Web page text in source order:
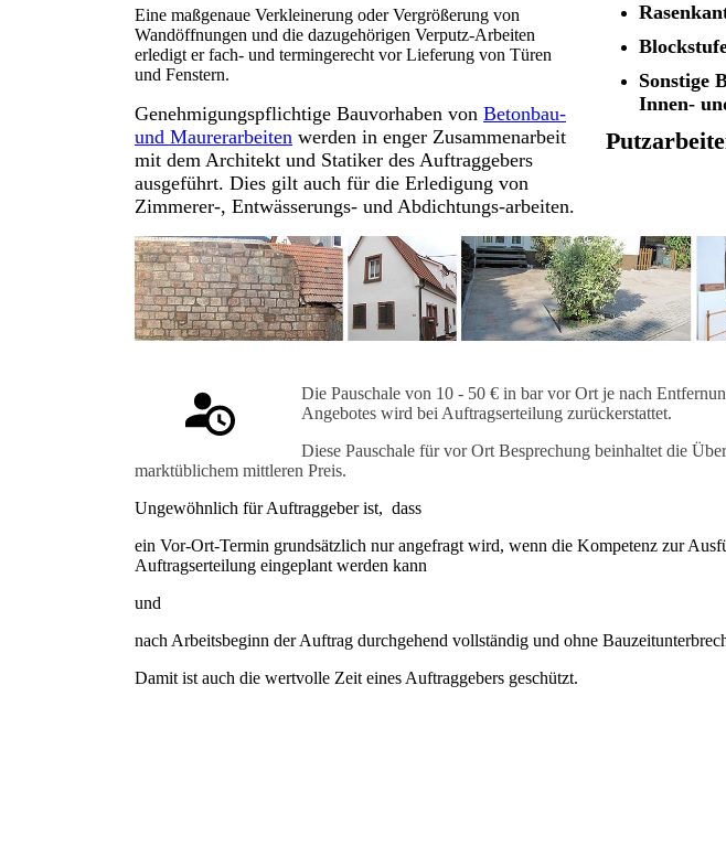
Eine maßgenaue Verkleinerung oder Vergrößerung von
Wandöffnungen und die dazugehörigen Verputz-Arbeiten
erledigt er fach- und termingerecht vor Lieferung von Türen
und Fenstern.
Genehmigungspflichtige Bauvorhaben von Betonbau-
und Maurerarbeiten werden in enger Zusammenarbeit
mit dem Architekt und Statiker des Auftraggebers
ausgeführt. Dies gilt auch für die Erledigung von
Zimmerer-, Entwässerungs- und Abdichtungs-arbeiten.
Sonstige
Innen-
Die Pauschalevon 10 - 50 € in bar vor Ort je nach
Angebotes wird bei Auftragserteilung zurückerstattet.
Diese Pauschale für vor Ort Besprechung beinhaltet die
marktüblichem mittleren Preis.
Ungewöhnlich für Auftraggeber ist, dass
ein Vor-Ort-Termin grundsätzlich nur angefragt wird, wenn die Kompetenz zur
Auftragserteilung eingeplant werden kann
und
nach Arbeitsbeginn der Auftrag durchgehend vollständig und ohne
Damit ist auch die wertvolle Zeit eines Auftraggebers geschützt.